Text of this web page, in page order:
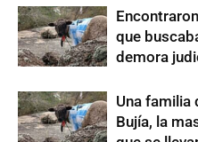
que
demora
Una familia
Bujía, la